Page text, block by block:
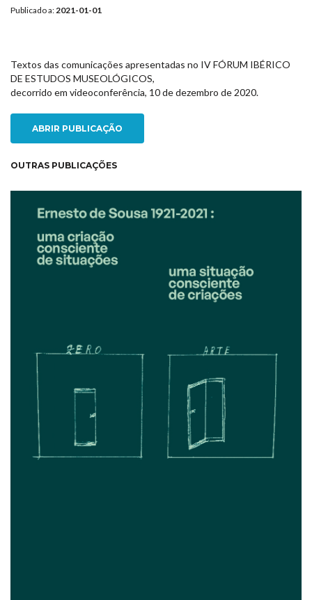
Publicado a: 2021-01-01
Textos das comunicações apresentadas no IV FÓRUM IBÉRICO
DE ESTUDOS MUSEOLÓGICOS,
decorrido em videoconferência, 10 de dezembro de 2020.
ABRIR PUBLICAÇÃO
OUTRAS PUBLICAÇÕES